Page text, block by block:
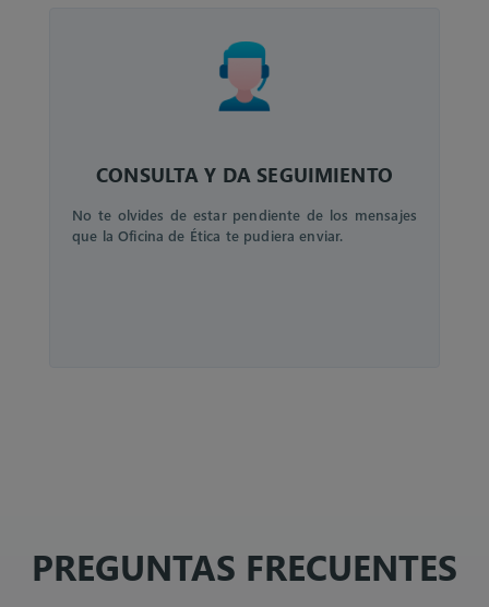
CONSULTA Y DA SEGUIMIENTO
No te olvides de estar pendiente de los mensajes
que la Oficina de Ética te pudiera enviar.
PREGUNTAS FRECUENTES